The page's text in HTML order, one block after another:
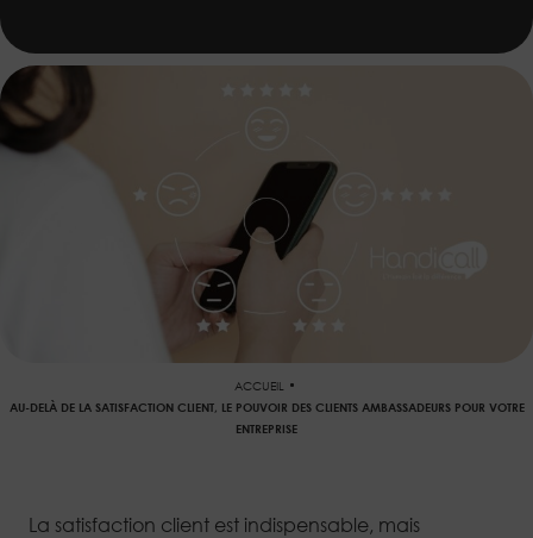
ACCUEIL
AU-DELÀ DE LA SATISFACTION CLIENT, LE POUVOIR DES CLIENTS AMBASSADEURS POUR VOTRE
ENTREPRISE
La satisfaction client est indispensable, mais